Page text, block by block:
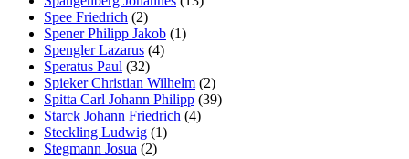
Spee Friedrich (2)
Spener Philipp Jakob (1)
Spengler Lazarus (4)
Speratus Paul (32)
Spieker Christian Wilhelm (2)
Spitta Carl Johann Philipp (39)
Starck Johann Friedrich (4)
Steckling Ludwig (1)
Stegmann Josua (2)